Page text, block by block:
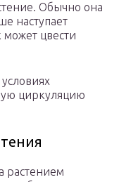
Обычно она
наступает
может цвести
циркуляцию
растением